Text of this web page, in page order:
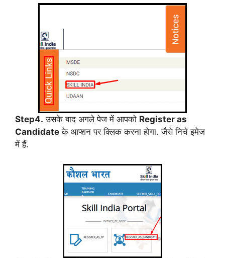
Step4. उसके बाद अगले पेज में आपको Register as
Candidate के आप्शन पर क्लिक करना होगा. जैसे निचे इमेज
में हैं.